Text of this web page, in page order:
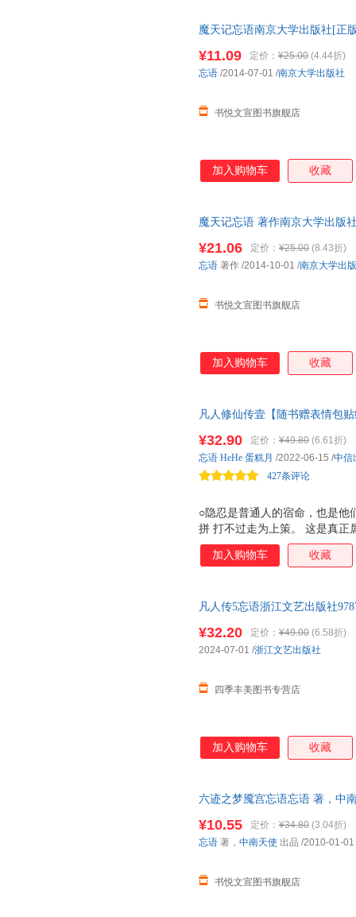
魔天记忘语南京大学出版社[正
¥11.09 定价： ¥25.00 (4.44折)
书悦文宣图书旗舰店
忘语 /2014-07-01 /南京大学出版社
加入购物车 收藏
魔天记忘语 著作南京大学出版
¥21.06 定价： ¥25.00 (8.43折)
书悦文宣图书旗舰店
忘语 著作 /2014-10-01 /南京大学出
加入购物车 收藏
凡人修仙传壹【随书赠表情包
代IP，忘语原著官方授权。近6
通人的宿命，也是他们强的武
纸、韩立书签】
○隐忍是普通人的宿命，也是他
拼 打不过走为上策。 这是真正
权，原汁原味从零修仙 起点中
著， A-soul工作室实力派画师
动画播放量5.9亿，B站9.7分
好的东西。 护封 内封双封设计
丽不炫目。 精品锁线装订，平
¥32.90 定价： ¥49.80 (6.61折)
427条评论
忘语 HeHe 蛋糕月 /2022-06-15 /中信
加入购物车 收藏
凡人传5忘语浙江文艺出版社
¥32.20 定价： ¥49.00 (6.58折)
四季丰美图书专营店
2024-07-01 /浙江文艺出版社
加入购物车 收藏
六迹之梦魇宫忘语忘语 著，中
¥10.55 定价： ¥34.80 (3.04折)
书悦文宣图书旗舰店
忘语 著， 中南天使 出品 /2010-01-01